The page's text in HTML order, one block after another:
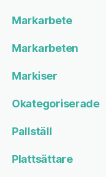
Markarbete
Markarbeten
Markiser
Okategoriserade
Pallställ
Plattsättare